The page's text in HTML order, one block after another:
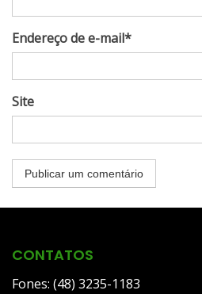
Endereço de e-mail*
Site
CONTATOS
Fones: (48) 3235-1183